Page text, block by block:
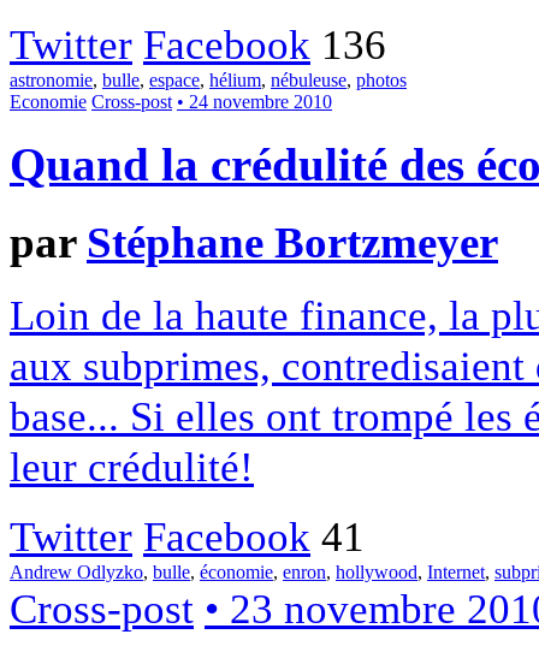
Twitter Facebook 136
astronomie, bulle, espace, hélium, nébuleuse, photos
Economie Cross-post • 24 novembre 2010
Quand la crédulité des
par Stéphane Bortzmeyer
Loin de la haute finance, la
aux subprimes,
base... Si elles ont trompé les
leur crédulité!
Twitter Facebook 41
Andrew Odlyzko, bulle, économie, enron, hollywood, Internet,
Cross-post • 23 novembre